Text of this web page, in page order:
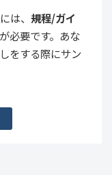
は、 規程/ガイ
必要です。あな
をする際にサン